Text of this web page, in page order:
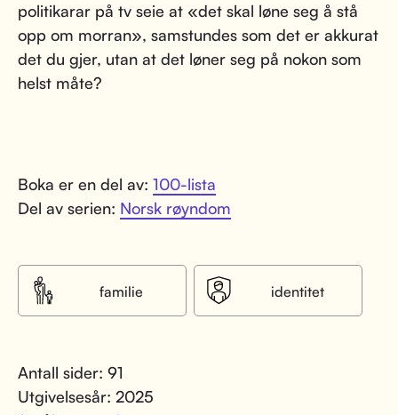
politikarar på tv seie at «det skal løne seg å stå
opp om morran», samstundes som det er akkurat
det du gjer, utan at det løner seg på nokon som
helst måte?
Boka er en del av: 100-lista
Del av serien: Norsk røyndom
familie identitet
Antall sider: 91
Utgivelsesår: 2025